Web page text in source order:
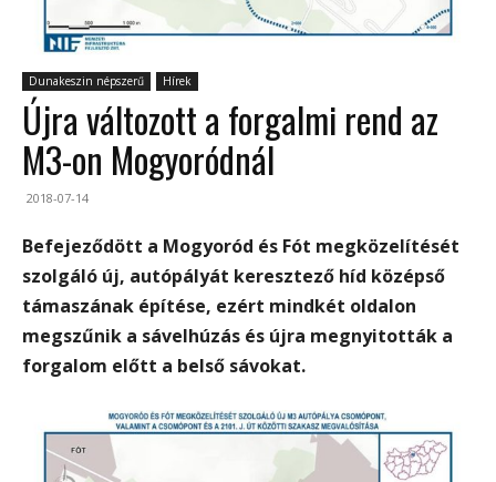
Dunakeszin népszerű Hírek
Újra változott a forgalmi rend az
M3-on Mogyoródnál
2018-07-14
Befejeződött a Mogyoród és Fót megközelítését
szolgáló új, autópályát keresztező híd középső
támaszának építése, ezért mindkét oldalon
megszűnik a sávelhúzás és újra megnyitották a
forgalom előtt a belső sávokat.